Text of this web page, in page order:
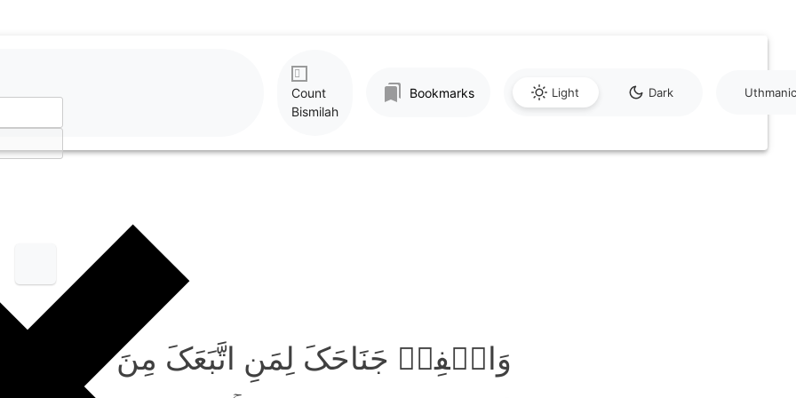
Count
Bismilah
Bookmarks Light Dark Uthmanic
وَاخۡفِضۡ جَنَاحَکَ لِمَنِ اتَّبَعَکَ مِنَ